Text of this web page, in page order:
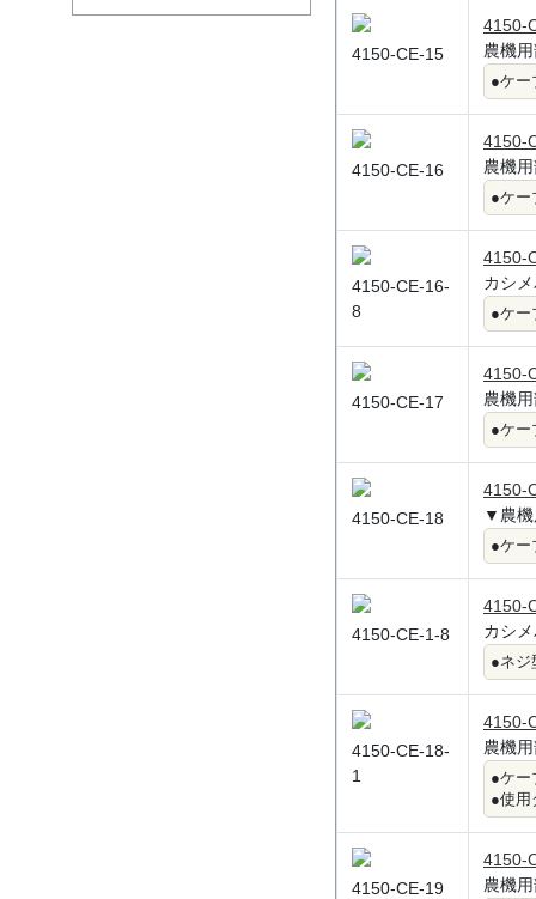
4150-CE-15
4150-
農機
●ケー
4150-CE-16
4150-
農機
●ケー
4150-CE-16-
8
4150-
カシ
●ケー
4150-CE-17
4150-
農機
●ケー
4150-CE-18
4150-
▼農
●ケー
4150-CE-1-8
4150-
カシ
●ネジ
4150-CE-18-
1
4150-
農機
●ケー
●使用
4150-CE-19
4150-
農機